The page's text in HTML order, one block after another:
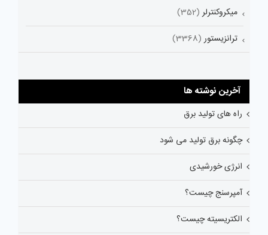
میکروکنترلر (352)
ترانزیستور (3368)
آخرین نوشته ها
راه های تولید برق
چگونه برق تولید می شود
انرژی خورشیدی
آمپرسنج چیست؟
الکتریسیته چیست؟